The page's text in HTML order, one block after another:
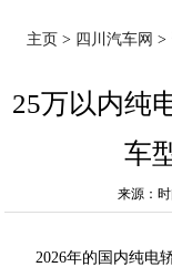
主页 > 四川汽车网 >
25万以内纯
车
来源：时
2026年的国内纯电